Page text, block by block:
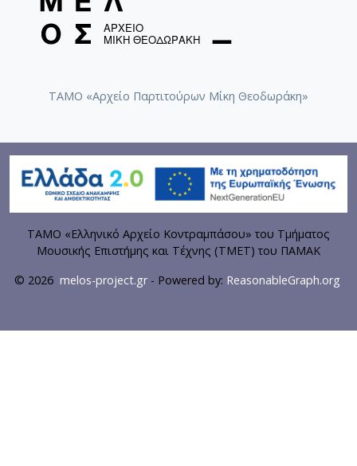
ΤΑΜΟ «Αρχείο Παρτιτούρων Μίκη Θεοδωράκη»
ΤΑΜΟ «Ελληνικό Αρχείο Κοντραμπάσου» του Τμήματος
Μουσικής Επιστήμης και Τέχνης (ΤΜΕΤ) του ΠΑΜΑΚ
© 2026 melos-project.gr- Powered by: ReasonableGraph.org